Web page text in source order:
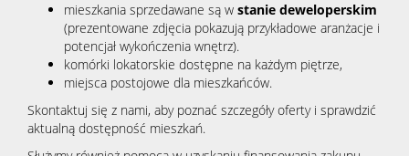
mieszkania sprzedawane są w stanie deweloperskim
(prezentowane zdjęcia pokazują przykładowe aranżacje i
potencjał wykończenia wnętrz).
komórki lokatorskie dostępne na każdym piętrze,
miejsca postojowe dla mieszkańców.
Skontaktuj się z nami, aby poznać szczegóły oferty i sprawdzić
aktualną dostępność mieszkań.